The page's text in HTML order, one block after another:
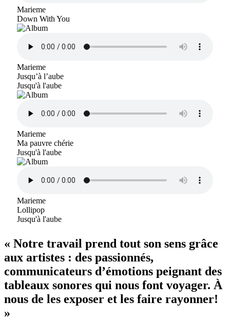
Marieme
Down With You
Marieme
Jusqu’à l’aube
Jusqu'à l'aube
Marieme
Ma pauvre chérie
Jusqu'à l'aube
Marieme
Lollipop
Jusqu'à l'aube
« Notre travail prend tout son sens grâce
aux artistes : des passionnés,
communicateurs d’émotions peignant des
tableaux sonores qui nous font voyager. À
nous de les exposer et les faire rayonner!
»